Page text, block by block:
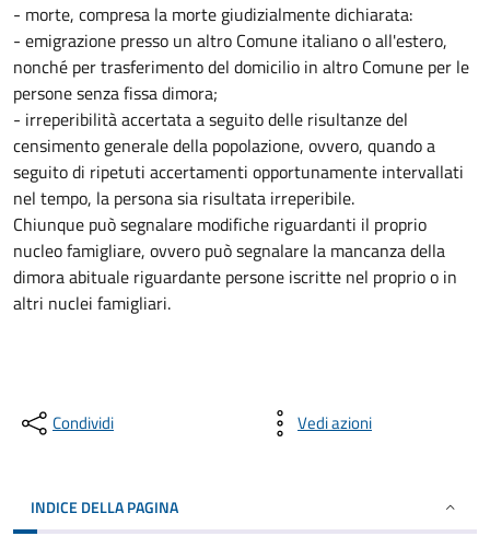
- morte, compresa la morte giudizialmente dichiarata:
- emigrazione presso un altro Comune italiano o all'estero,
nonché per trasferimento del domicilio in altro Comune per le
persone senza fissa dimora;
- irreperibilità accertata a seguito delle risultanze del
censimento generale della popolazione, ovvero, quando a
seguito di ripetuti accertamenti opportunamente intervallati
nel tempo, la persona sia risultata irreperibile.
Chiunque può segnalare modifiche riguardanti il proprio
nucleo famigliare, ovvero può segnalare la mancanza della
dimora abituale riguardante persone iscritte nel proprio o in
altri nuclei famigliari.
Condividi Vedi azioni
INDICE DELLA PAGINA